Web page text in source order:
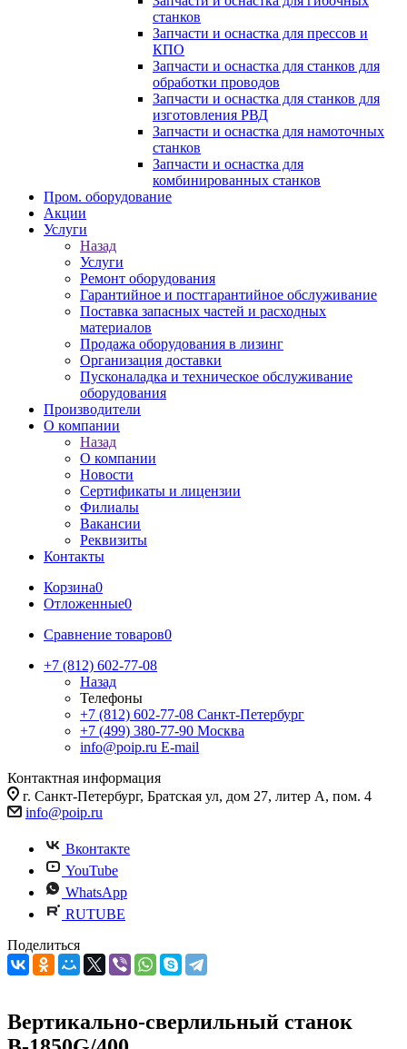
станков
Запчасти и оснастка для прессов и
КПО
Запчасти и оснастка для станков для
обработки проводов
Запчасти и оснастка для станков для
изготовления РВД
Запчасти и оснастка для намоточных
станков
Запчасти и оснастка для
комбинированных станков
Пром. оборудование
Акции
Услуги
Назад
Услуги
Ремонт оборудования
Гарантийное и постгарантийное обслуживание
Поставка запасных частей и расходных
материалов
Продажа оборудования в лизинг
Организация доставки
Пусконаладка и техническое обслуживание
оборудования
Производители
О компании
Назад
О компании
Новости
Сертификаты и лицензии
Филиалы
Вакансии
Реквизиты
Контакты
Корзина0
Отложенные0
Сравнение товаров0
+7 (812) 602-77-08
Назад
Телефоны
+7 (812) 602-77-08 Санкт-Петербург
+7 (499) 380-77-90 Москва
info@poip.ru E-mail
Контактная информация
г. Санкт-Петербург, Братская ул, дом 27, литер А, пом. 4
info@poip.ru
Вконтакте
YouTube
WhatsApp
RUTUBE
Поделиться
Вертикально-сверлильный станок